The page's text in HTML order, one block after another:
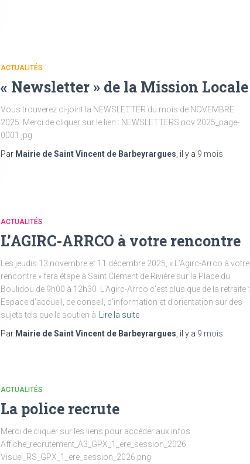
ACTUALITÉS
« Newsletter » de la Mission Locale
Vous trouverez ci-joint la NEWSLETTER du mois de NOVEMBRE
2025. Merci de cliquer sur le lien : NEWSLETTERS nov 2025_page-
0001.jpg
Par Mairie de Saint Vincent de Barbeyrargues , il y a 9 mois
ACTUALITÉS
L’AGIRC-ARRCO à votre rencontre
Les jeudis 13 novembre et 11 décembre 2025, « L’Agirc-Arrco à votre
rencontre » fera étape à Saint Clément de Rivière sur la Place du
Boulidou de 9h00 à 12h30 L‘Agirc-Arrco c’est plus que de la retraite :
Espace d’accueil, de conseil, d’information et d’orientation sur des
sujets tels que le soutien à
Lire la suite
Par Mairie de Saint Vincent de Barbeyrargues , il y a 9 mois
ACTUALITÉS
La police recrute
Merci de cliquer sur les liens pour accéder aux infos :
Affiche_recrutement_A3_GPX_1_ere_session_2026
Visuel_RS_GPX_1_ere_session_2026.png